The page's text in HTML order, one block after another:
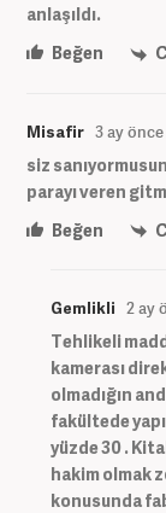
anlaşıldı.
Beğen
Misafir 3 ay önce
siz
parayı veren
Beğen
Gemlikli 2 ay
Tehlikeli
kamerası
olmadığın
fakültede
yüzde 30 .
hakim olmak
konusunda